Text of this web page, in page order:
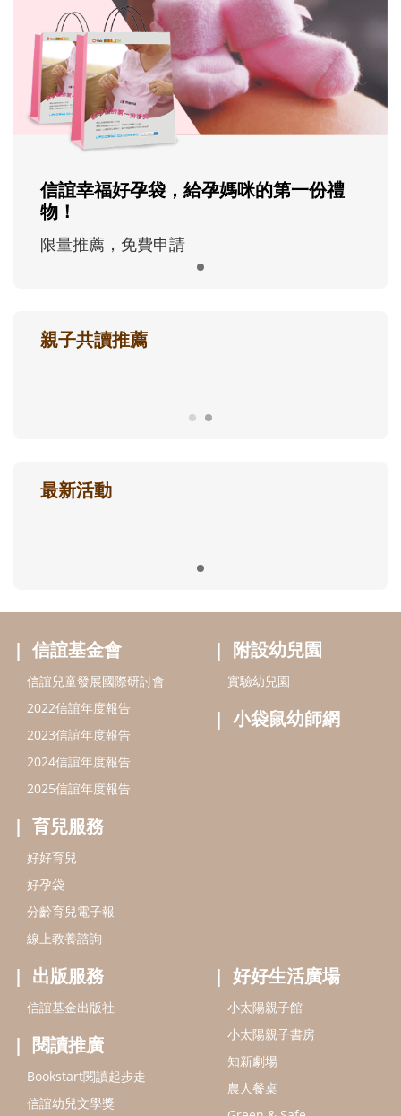
信誼幸福好孕袋，給孕媽咪的第一份禮
物！
限量推薦，免費申請
親子共讀推薦
最新活動
信誼基金會
信誼兒童發展國際研討會
2022信誼年度報告
2023信誼年度報告
2024信誼年度報告
2025信誼年度報告
育兒服務
好好育兒
好孕袋
分齡育兒電子報
線上教養諮詢
附設幼兒園
實驗幼兒園
小袋鼠幼師網
出版服務
信誼基金出版社
閱讀推廣
Bookstart閱讀起步走
信誼幼兒文學獎
好好生活廣場
小太陽親子館
小太陽親子書房
知新劇場
農人餐桌